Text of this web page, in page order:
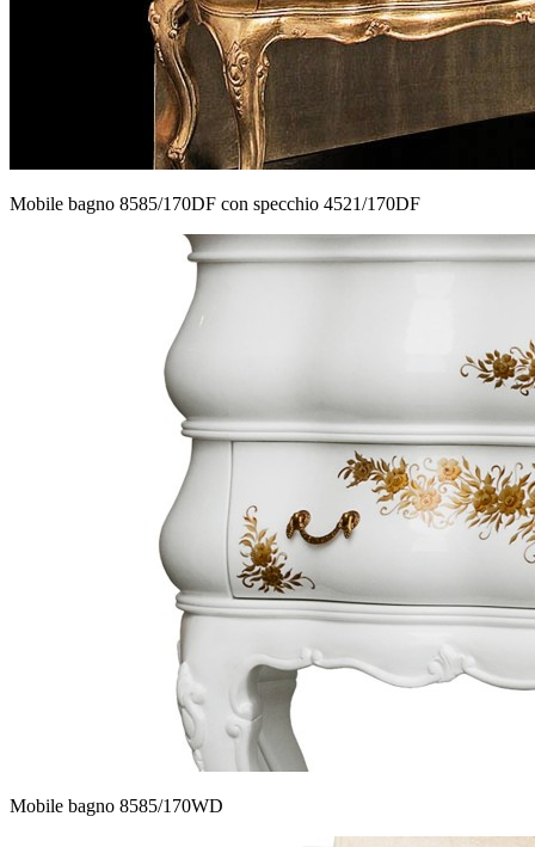
Mobile bagno 8585/170DF con specchio 4521/170DF
Mobile bagno 8585/170WD